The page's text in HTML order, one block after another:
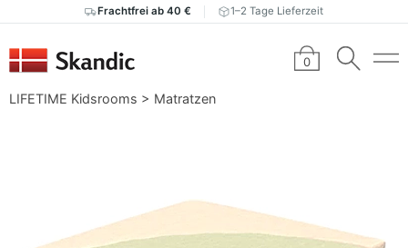
Frachtfrei ab 40 € 1–2 Tage Lieferzeit
0
LIFETIME Kidsrooms > Matratzen